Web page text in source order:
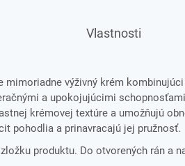
Vlastnosti
mimoriadne výživný krém
a upokojujúcimi
krémovej textúre a umožňujú
pohodlia a prinavracajú jej pružnosť.
produktu. Do otvorených rán a